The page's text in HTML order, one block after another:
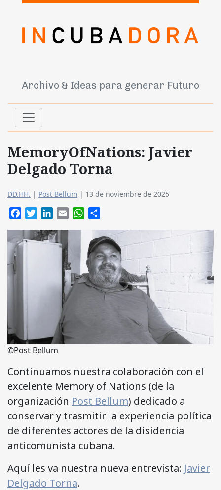
Archivo & Ideas para generar Futuro
MemoryOfNations: Javier
Delgado Torna
DD.HH. | Post Bellum | 13 de noviembre de 2025
FacebookTwitterLinkedIn
Email WhatsApp
©Post Bellum
Continuamos nuestra colaboración con el
excelente Memory of Nations (de la
organización Post Bellum) dedicado a
conservar y trasmitir la experiencia política
de diferentes actores de la disidencia
anticomunista cubana.
Aquí les va nuestra nueva entrevista: Javier
Delgado Torna.